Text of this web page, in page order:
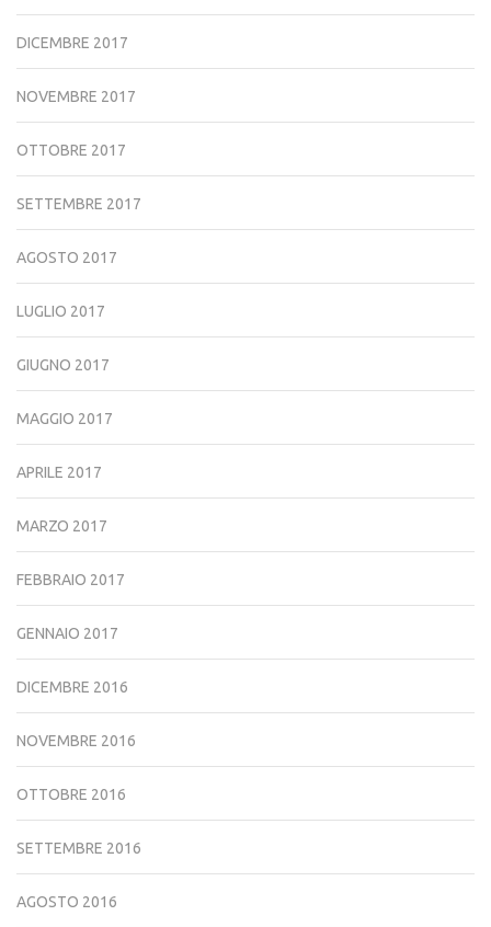
DICEMBRE 2017
NOVEMBRE 2017
OTTOBRE 2017
SETTEMBRE 2017
AGOSTO 2017
LUGLIO 2017
GIUGNO 2017
MAGGIO 2017
APRILE 2017
MARZO 2017
FEBBRAIO 2017
GENNAIO 2017
DICEMBRE 2016
NOVEMBRE 2016
OTTOBRE 2016
SETTEMBRE 2016
AGOSTO 2016